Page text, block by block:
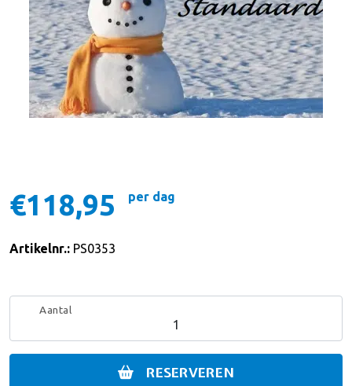
€118,95 per dag
Artikelnr.: PS0353
Aantal
RESERVEREN